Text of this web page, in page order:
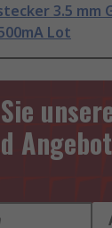
3.5 mm
Lot